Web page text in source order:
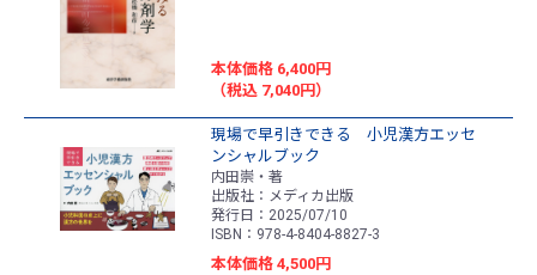
本体価格 6,400円
（税込 7,040円）
現場で早引きできる 小児漢方エッセ
ンシャルブック
内田崇・著
出版社：メディカ出版
発行日：2025/07/10
ISBN：978-4-8404-8827-3
本体価格 4,500円